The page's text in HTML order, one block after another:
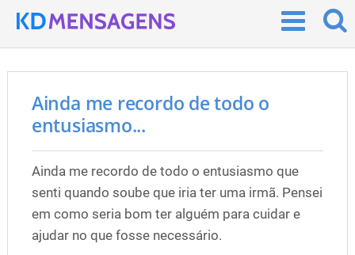
Ainda me recordo de todo o
entusiasmo...
Ainda me recordo de todo o entusiasmo que
senti quando soube que iria ter uma irmã. Pensei
em como seria bom ter alguém para cuidar e
ajudar no que fosse necessário.